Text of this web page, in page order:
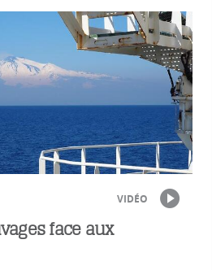
VIDÉO
face aux